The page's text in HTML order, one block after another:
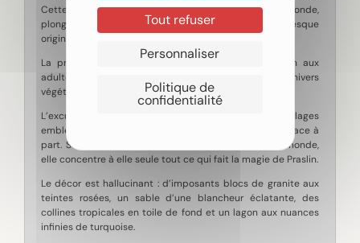
Tout refuser
Personnaliser
Politique de
confidentialité
Cette forêt primaire, parmi les plus anciennes au monde,
plonge immédiatement dans une atmosphère presque
originelle, comme si le temps s’y était arrêté.
La promenade à travers la forêt convient aussi bien aux
adultes qu’aux enfants et permet de découvrir un univers
végétal préservé.
L’excursion se poursuit à Anse Lazio. Parmi les plages
emblématiques des Seychelles, celle-ci occupe une place à
part. Souvent citée parmi les plus belles plages du monde,
elle concentre à elle seule tout ce qui fait la magie de Praslin.
Le décor est hallucinant : d’imposants blocs de granite aux
teintes rosées, un sable d’une blancheur éclatante, des
collines tropicales en toile de fond et un lagon aux nuances
infinies de turquoise.